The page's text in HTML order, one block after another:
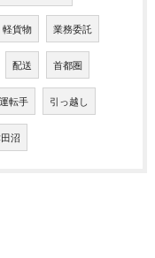
軽貨物 業務委託
配送 首都圏
転手 引っ越し
沼